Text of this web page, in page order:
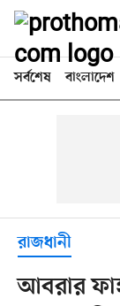
সর্বশেষ বাংলাদেশ
রাজধানী
আবরার